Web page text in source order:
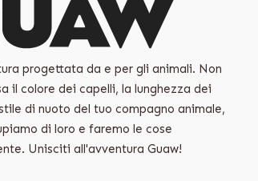
progettata da e per gli animali. Non
il colore dei capelli, la lunghezza dei
di nuoto del tuo compagno animale,
di loro e faremo le cose
Unisciti all'avventura Guaw!